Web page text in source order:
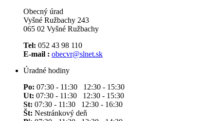
Obecný úrad
Vyšné Ružbachy 243
065 02 Vyšné Ružbachy
Tel: 052 43 98 110
E-mail : obecvr@slnet.sk
Úradné hodiny
Po: 07:30 - 11:30 12:30 - 15:30
Ut: 07:30 - 11:30 12:30 - 15:30
St: 07:30 - 11:30 12:30 - 16:30
Št: Nestránkový deň